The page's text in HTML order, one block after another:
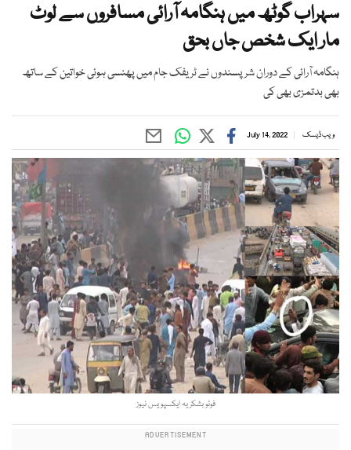
سہراب گوٹھ میں ہنگامہ آرائی مسافروں سے لوٹ
مار ایک شخص جاں بحق
ہنگامہ آرائی کے دوران شرپسندوں نے ٹریفک جام میں پھنسی ہوئی خواتین کے ساتھ
بھی بدتمزی بھی کی
ویب ڈیسک July 14, 2022
فوٹو بشکریہ ایکسپویس نیوز